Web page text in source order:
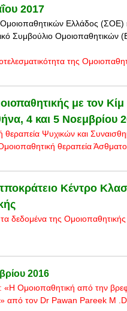
2017
Ελλάδος (ΣΟΕ)
Συμβούλιο Ομοιοπαθητικών
της
με τον Κίμ
4 και 5 Νοεμβρίου
θεραπεία Ψυχικών και
θεραπεία
Κέντρο
τα δεδομένα της
2016
«Η Ομοιοπαθητική από την
από τον Dr Pawan Pareek M